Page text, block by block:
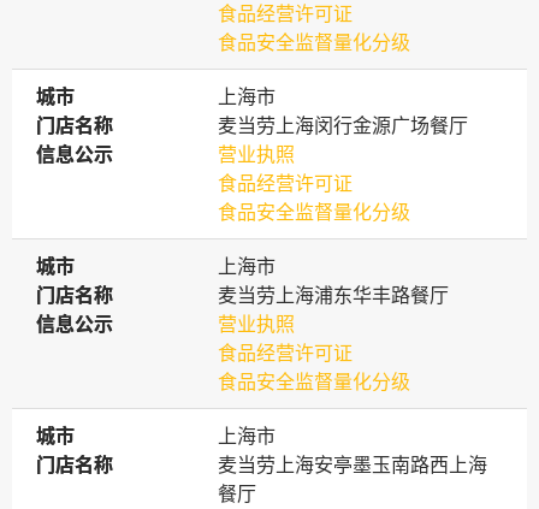
食品经营许可证
食品安全监督量化分级
城市
城市
上海市
门店名称
门店名称
麦当劳上海闵行金源广场餐厅
信息公示
信息公示
营业执照
食品经营许可证
食品安全监督量化分级
城市
城市
上海市
门店名称
门店名称
麦当劳上海浦东华丰路餐厅
信息公示
信息公示
营业执照
食品经营许可证
食品安全监督量化分级
城市
城市
上海市
门店名称
门店名称
麦当劳上海安亭墨玉南路西上海
餐厅